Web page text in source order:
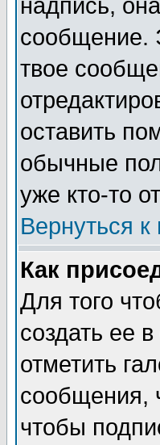
надпись,
сообщение.
твое
оставить
обычные
уже кто-то
Вернуться к
Как
Для того
создать ее
отметить
сообщения,
чтобы